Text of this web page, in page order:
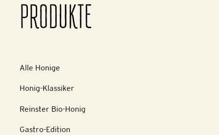
PRODUKTE
Alle Honige
Honig-Klassiker
Reinster Bio-Honig
Gastro-Edition